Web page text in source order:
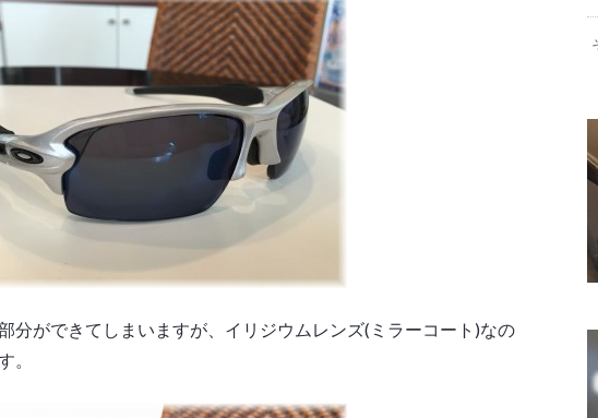
分ができてしまいますが、イリジウムレンズ(ミラーコート)なの
。